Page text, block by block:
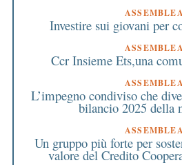
ASSEMBLEA
Investire sui giovani per
ASSEMBLEA
Ccr Insieme Ets,una
ASSEMBLEA
L’impegno condiviso che
bilancio 2025 della
ASSEMBLEA
Un gruppo più forte per
valore del Credito